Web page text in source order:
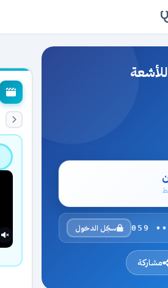
059 سجّل الدخول
مشاركة